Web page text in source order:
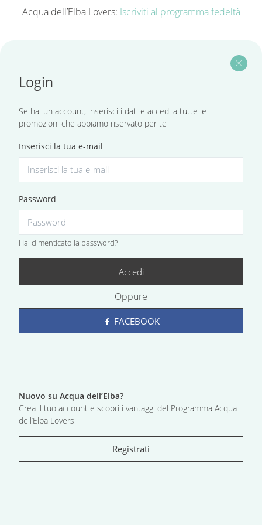
Acqua dell’Elba Lovers: Iscriviti al programma fedeltà
close
Login
Se hai un account, inserisci i dati e accedi a tutte le
promozioni che abbiamo riservato per te
Inserisci la tua e-mail
Password
Hai dimenticato la password?
Accedi
Oppure
FACEBOOK
Nuovo su Acqua dell’Elba?
Crea il tuo account e scopri i vantaggi del Programma Acqua
dell’Elba Lovers
Registrati